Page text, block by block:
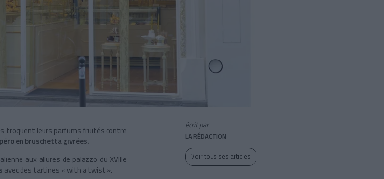
troquent leurs parfums fruités contre
en bruschetta givrées.
aux allures de palazzo du XVIIIe
avec des tartines « with a twist ».
écrit par
LA RÉDACTION
Voir tous ses articles